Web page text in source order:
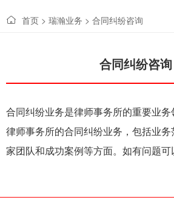
首页 > 瑞瀚业务 > 合同纠纷咨询
合同纠纷咨询
合同纠纷业务是律师事务所的重要业
律师事务所的合同纠纷业务，包括业
家团队和成功案例等方面。如有问题